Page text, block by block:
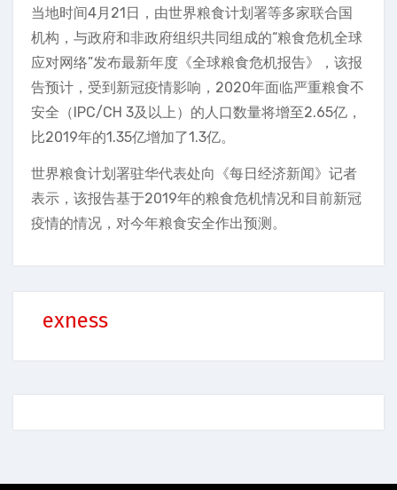
当地时间4月21日，由世界粮食计划署等多家联合国
机构，与政府和非政府组织共同组成的“粮食危机全球
应对网络”发布最新年度《全球粮食危机报告》，该报
告预计，受到新冠疫情影响，2020年面临严重粮食不
安全（IPC/CH 3及以上）的人口数量将增至2.65亿，
比2019年的1.35亿增加了1.3亿。
世界粮食计划署驻华代表处向《每日经济新闻》记者
表示，该报告基于2019年的粮食危机情况和目前新冠
疫情的情况，对今年粮食安全作出预测。
exness